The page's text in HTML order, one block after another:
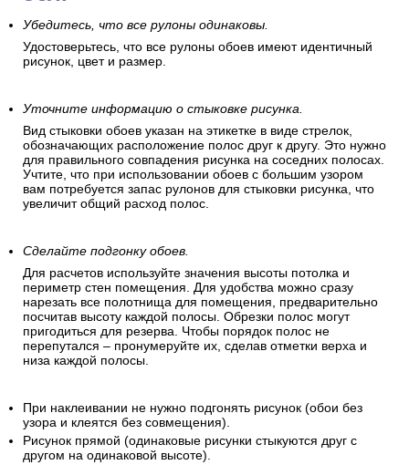
Убедитесь, что все рулоны одинаковы.
Удостоверьтесь, что все рулоны обоев имеют идентичный
рисунок, цвет и размер.
Уточните информацию о стыковке рисунка.
Вид стыковки обоев указан на этикетке в виде стрелок,
обозначающих расположение полос друг к другу. Это нужно
для правильного совпадения рисунка на соседних полосах.
Учтите, что при использовании обоев с большим узором
вам потребуется запас рулонов для стыковки рисунка, что
увеличит общий расход полос.
Сделайте подгонку обоев.
Для расчетов используйте значения высоты потолка и
периметр стен помещения. Для удобства можно сразу
нарезать все полотнища для помещения, предварительно
посчитав высоту каждой полосы. Обрезки полос могут
пригодиться для резерва. Чтобы порядок полос не
перепутался – пронумеруйте их, сделав отметки верха и
низа каждой полосы.
При наклеивании не нужно подгонять рисунок (обои без
узора и клеятся без совмещения).
Рисунок прямой (одинаковые рисунки стыкуются друг с
другом на одинаковой высоте).